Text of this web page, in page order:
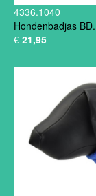
4336.1040
Hondenbadjas
€ 21,95